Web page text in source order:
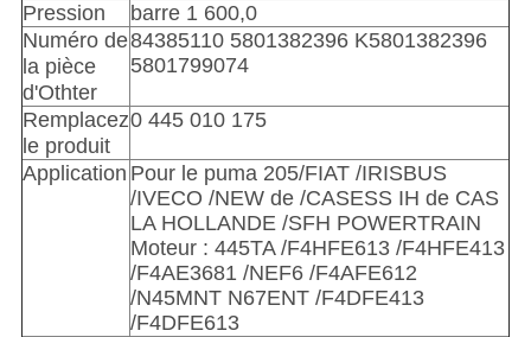
Pression
barre 1 600,0
Numéro de
la pièce
d'Othter
84385110 5801382396 K5801382396
5801799074
Remplacez
le produit
0 445 010 175
Application Pour le puma 205/FIAT /IRISBUS
/IVECO /NEW de /CASESS IH de CAS
LA HOLLANDE /SFH POWERTRAIN
Moteur : 445TA /F4HFE613 /F4HFE413
/F4AE3681 /NEF6 /F4AFE612
/N45MNT N67ENT /F4DFE413
/F4DFE613